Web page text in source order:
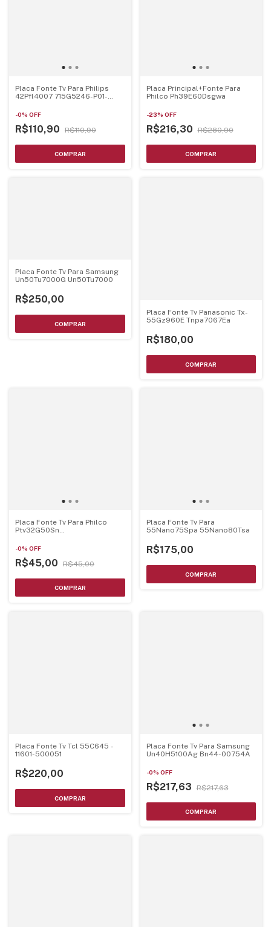
Placa Fonte Tv Para Philips
42Pfl4007 715G5246-P01-
-0% OFF
R$110,90 R$110,90
Placa Principal+Fonte Para
Philco Ph39E60Dsgwa
-23% OFF
R$216,30 R$280,90
Placa Fonte Tv Para Samsung
Un50Tu7000G Un50Tu7000
R$250,00
Placa Fonte Tv Panasonic Tx-
55Gz960E Tnpa7067Ea
R$180,00
Placa Fonte Tv Para Philco
Ptv32G50Sn
-0% OFF
R$45,00 R$45,00
Placa Fonte Tv Para
55Nano75Spa 55Nano80Tsa
R$175,00
Placa Fonte Tv Tcl 55C645 -
11601-500051
R$220,00
Placa Fonte Tv Para Samsung
Un40H5100Ag Bn44-00754A
-0% OFF
R$217,63 R$217,63